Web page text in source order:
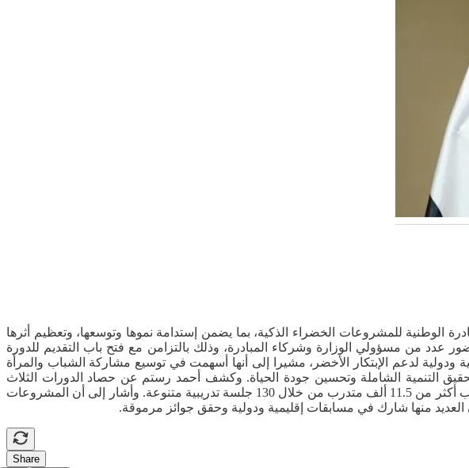
الوطنية للمشروعات الخضراء الذكية، بما يضمن إستدامة نموها وتوسعها، وتعظيم أثرها
عدد من مسؤولي الوزارة وشركاء المبادرة، وذلك بالتزامن مع فتح باب التقديم للدورة
ودولية لدعم الإبتكار الأخضر، مشيرا إلى أنها أسهمت في توسيع مشاركة الشباب والمرأة
التنمية الشاملة وتحسين جودة الحياة. وكشف أحمد رستم عن حصاد الدورات الثلاث
الماضية، حيث إستقبلت المبادرة نحو 17 ألف مشروع، تأهل منها 4859 مشروعا، فيما فاز 54 مشروعا، إلى جانب تدريب أكثر من 11.5 ألف متدرب من خلال 130 جلسة تدريبية متنوعة. وأشار إلى أن المشروعات
أن العديد منها شارك في مسابقات إقليمية ودولية وحقق جوائز مرموقة.
Share